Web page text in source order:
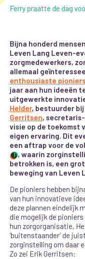
Ferry praatte de dag
Bijna honderd
Leven Lang Leven-
zorgmedewerkers,
allemaal
enthousiaste pioniers
jaar aan hun ideeën
uitgewerkte
Helder, bestuurder bij
Gerritsen, secretaris-
visie op de toekomst
eigen ervaring. Dit
een aftrap voor de
1 , waarin
betrokken is, een
beweging van Leven
De pioniers hebben
van hun innovatieve
deze plannen eindelijk
die mogelijk de
hun zorgorganisatie.
‘buitenstaander’ de
zorginstelling om daar
Zo zei Erik Gerritsen: